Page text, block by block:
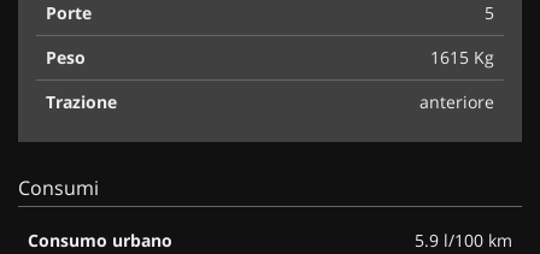
Porte
5
Peso
1615 Kg
Trazione
anteriore
Consumi
Consumo urbano 5.9 l/100 km